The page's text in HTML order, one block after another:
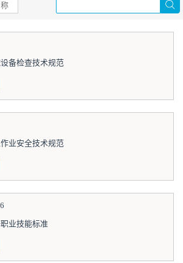
备检查技术规范
业安全技术规范
业技能标准